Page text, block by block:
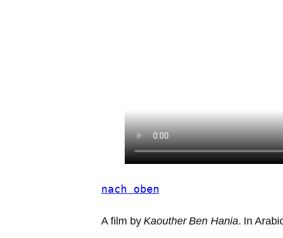
nach oben
A film byKaouther Ben Hania. In